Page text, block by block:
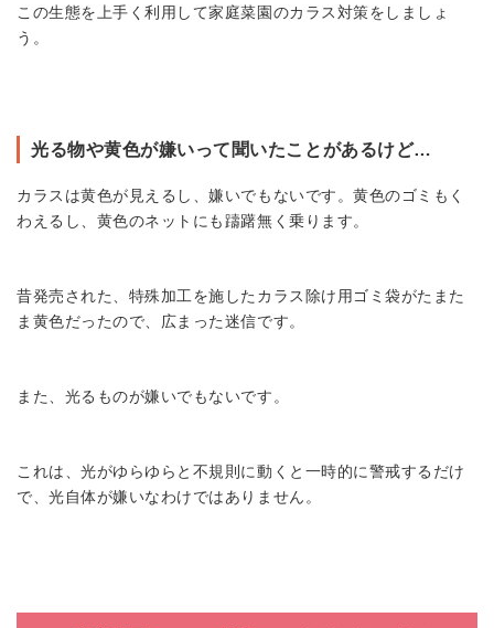
この生態を上手く利用して家庭菜園のカラス対策をしましょ
う。
光る物や黄色が嫌いって聞いたことがあるけど…
カラスは黄色が見えるし、嫌いでもないです。黄色のゴミもく
わえるし、黄色のネットにも躊躇無く乗ります。
昔発売された、特殊加工を施したカラス除け用ゴミ袋がたまた
ま黄色だったので、広まった迷信です。
また、光るものが嫌いでもないです。
これは、光がゆらゆらと不規則に動くと一時的に警戒するだけ
で、光自体が嫌いなわけではありません。